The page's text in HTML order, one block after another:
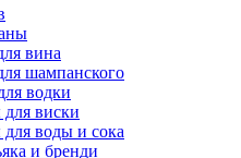
вина
шампанского
водки
виски
воды и сока
и бренди